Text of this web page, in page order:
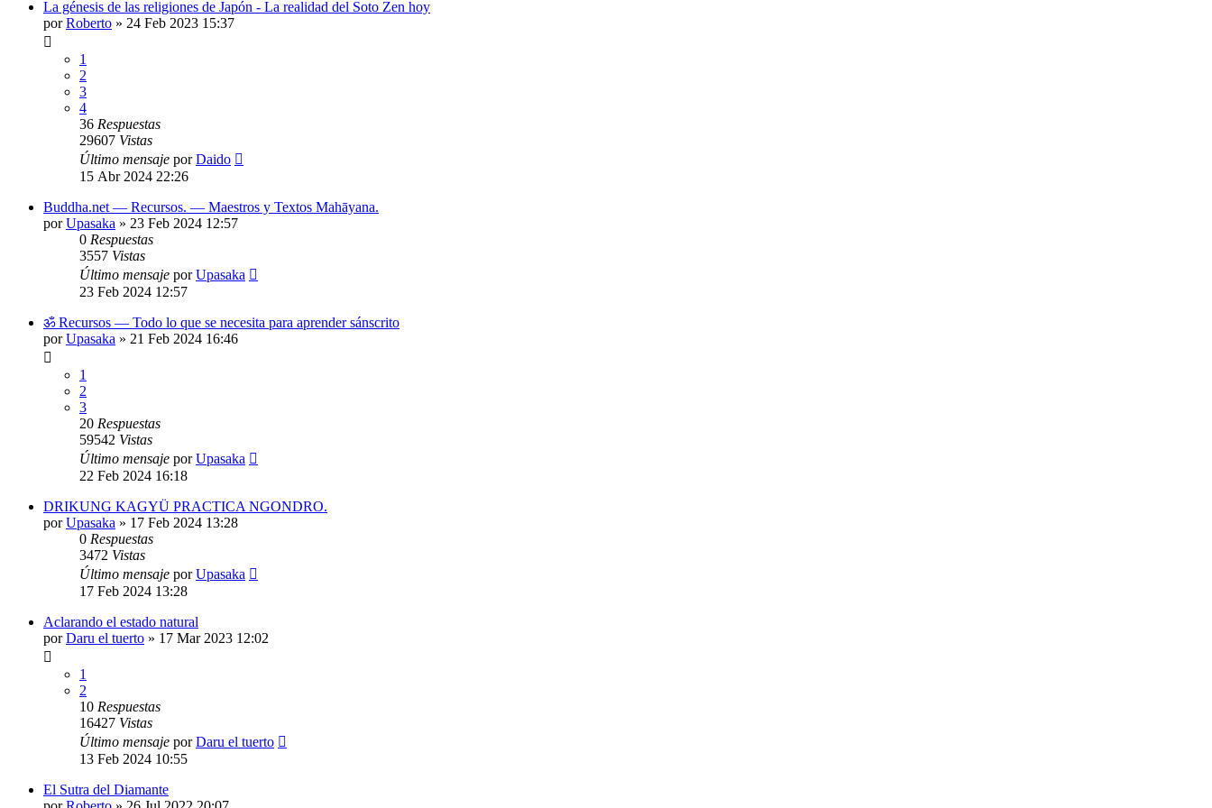
La génesis de las religiones de Japón - La realidad del Soto Zen hoy
porRoberto » 24 Feb 2023 15:37
1
2
3
4
36 Respuestas
29607 Vistas
Último mensaje porDaido
15 Abr 2024 22:26
Buddha.net — Recursos. — Maestros y Textos Mahāyana.
porUpasaka » 23 Feb 2024 12:57
0 Respuestas
3557 Vistas
Último mensaje porUpasaka
23 Feb 2024 12:57
ॐ Recursos — Todo lo que se necesita para aprender sánscrito
porUpasaka » 21 Feb 2024 16:46
1
2
3
20 Respuestas
59542 Vistas
Último mensaje porUpasaka
22 Feb 2024 16:18
DRIKUNG KAGYÜ PRACTICA NGONDRO.
porUpasaka » 17 Feb 2024 13:28
0 Respuestas
3472 Vistas
Último mensaje porUpasaka
17 Feb 2024 13:28
Aclarando el estado natural
porDaru el tuerto » 17 Mar 2023 12:02
1
2
10 Respuestas
16427 Vistas
Último mensaje porDaru el tuerto
13 Feb 2024 10:55
El Sutra del Diamante